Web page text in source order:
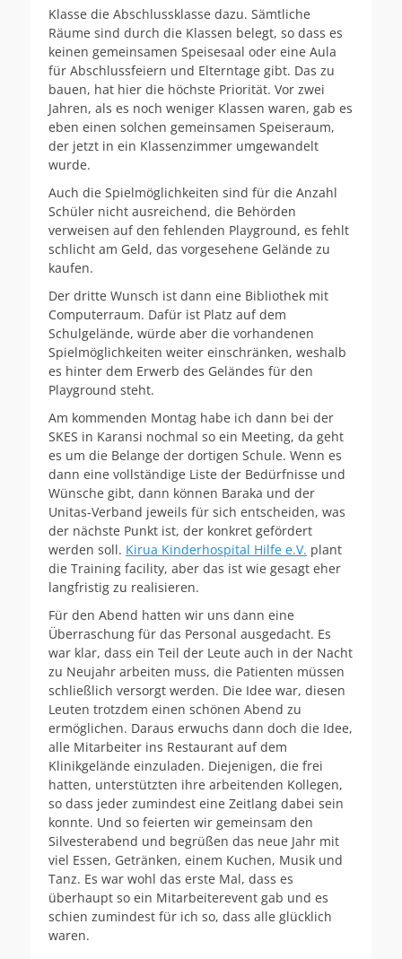
Klasse die Abschlussklasse dazu. Sämtliche
Räume sind durch die Klassen belegt, so dass es
keinen gemeinsamen Speisesaal oder eine Aula
für Abschlussfeiern und Elterntage gibt. Das zu
bauen, hat hier die höchste Priorität. Vor zwei
Jahren, als es noch weniger Klassen waren, gab es
eben einen solchen gemeinsamen Speiseraum,
der jetzt in ein Klassenzimmer umgewandelt
wurde.
Auch die Spielmöglichkeiten sind für die Anzahl
Schüler nicht ausreichend, die Behörden
verweisen auf den fehlenden Playground, es fehlt
schlicht am Geld, das vorgesehene Gelände zu
kaufen.
Der dritte Wunsch ist dann eine Bibliothek mit
Computerraum. Dafür ist Platz auf dem
Schulgelände, würde aber die vorhandenen
Spielmöglichkeiten weiter einschränken, weshalb
es hinter dem Erwerb des Geländes für den
Playground steht.
Am kommenden Montag habe ich dann bei der
SKES in Karansi nochmal so ein Meeting, da geht
es um die Belange der dortigen Schule. Wenn es
dann eine vollständige Liste der Bedürfnisse und
Wünsche gibt, dann können Baraka und der
Unitas-Verband jeweils für sich entscheiden, was
der nächste Punkt ist, der konkret gefördert
werden soll. Kirua Kinderhospital Hilfe e.V. plant
die Training facility, aber das ist wie gesagt eher
langfristig zu realisieren.
Für den Abend hatten wir uns dann eine
Überraschung für das Personal ausgedacht. Es
war klar, dass ein Teil der Leute auch in der Nacht
zu Neujahr arbeiten muss, die Patienten müssen
schließlich versorgt werden. Die Idee war, diesen
Leuten trotzdem einen schönen Abend zu
ermöglichen. Daraus erwuchs dann doch die Idee,
alle Mitarbeiter ins Restaurant auf dem
Klinikgelände einzuladen. Diejenigen, die frei
hatten, unterstützten ihre arbeitenden Kollegen,
so dass jeder zumindest eine Zeitlang dabei sein
konnte. Und so feierten wir gemeinsam den
Silvesterabend und begrüßen das neue Jahr mit
viel Essen, Getränken, einem Kuchen, Musik und
Tanz. Es war wohl das erste Mal, dass es
überhaupt so ein Mitarbeiterevent gab und es
schien zumindest für ich so, dass alle glücklich
waren.